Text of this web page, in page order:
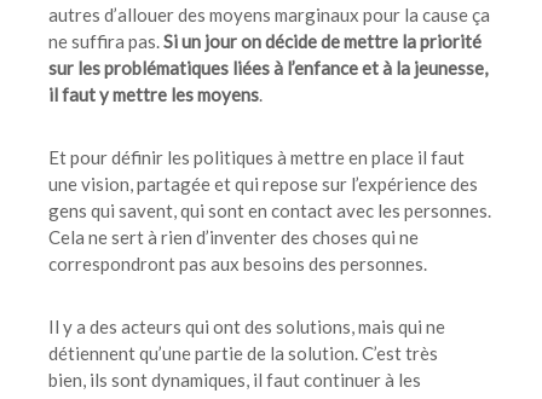
autres d’allouer des moyens marginaux pour la cause ça
ne suffira pas.Si un jour on décide de mettre la priorité
sur les problématiques liées à l’enfance et à la jeunesse,
il faut y mettre les moyens.
Et pour définir les politiques à mettre en place il faut
une vision, partagée et qui repose sur l’expérience des
gens qui savent, qui sont en contact avec les personnes.
Cela ne sert à rien d’inventer des choses qui ne
correspondront pas aux besoins des personnes.
Il y a des acteurs qui ont des solutions, mais qui ne
détiennent qu’une partie de la solution. C’est très
bien, ils sont dynamiques, il faut continuer à les